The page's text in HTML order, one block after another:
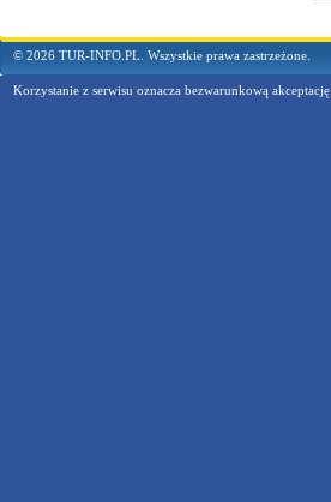
© 2026 TUR-INFO.PL. Wszystkie prawa zastrzeżone.
Korzystanie z serwisu oznacza bezwarunkową akceptację